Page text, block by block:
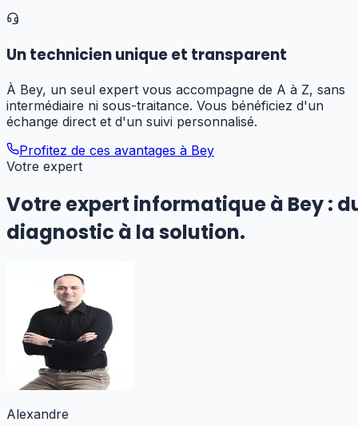
Un technicien unique et transparent
À Bey, un seul expert vous accompagne de A à Z, sans
intermédiaire ni sous-traitance. Vous bénéficiez d'un
échange direct et d'un suivi personnalisé.
Profitez de ces avantages à Bey
Votre expert
Votre expert informatiqueà Bey:
diagnostic à la solution.
Alexandre